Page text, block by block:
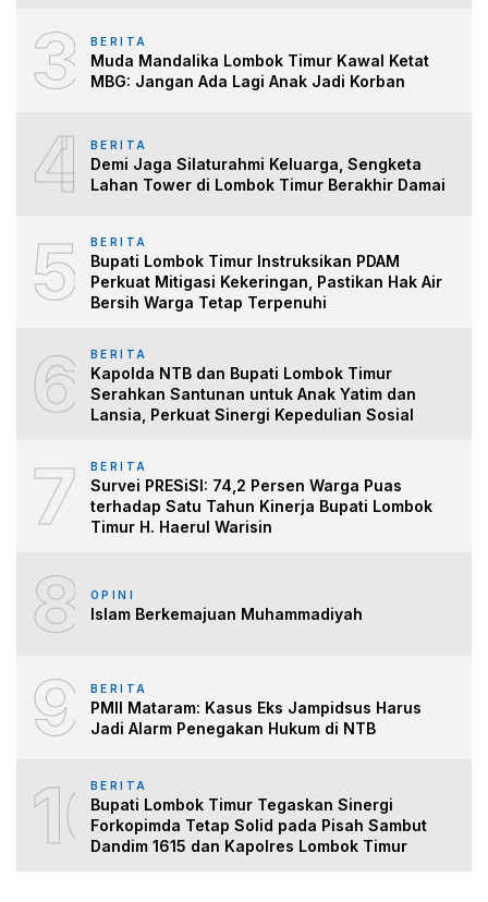
3 BERITA
Muda Mandalika Lombok Timur Kawal Ketat
MBG: Jangan Ada Lagi Anak Jadi Korban
4 BERITA
Demi Jaga Silaturahmi Keluarga, Sengketa
Lahan Tower di Lombok Timur Berakhir Damai
5 BERITA
Bupati Lombok Timur Instruksikan PDAM
Perkuat Mitigasi Kekeringan, Pastikan Hak Air
Bersih Warga Tetap Terpenuhi
6 BERITA
Kapolda NTB dan Bupati Lombok Timur
Serahkan Santunan untuk Anak Yatim dan
Lansia, Perkuat Sinergi Kepedulian Sosial
7 BERITA
Survei PRESiSI: 74,2 Persen Warga Puas
terhadap Satu Tahun Kinerja Bupati Lombok
Timur H. Haerul Warisin
8 OPINI
Islam Berkemajuan Muhammadiyah
9 BERITA
PMII Mataram: Kasus Eks Jampidsus Harus
Jadi Alarm Penegakan Hukum di NTB
10BERITA
Bupati Lombok Timur Tegaskan Sinergi
Forkopimda Tetap Solid pada Pisah Sambut
Dandim 1615 dan Kapolres Lombok Timur